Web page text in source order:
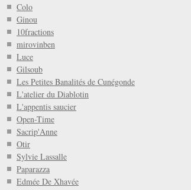
Colo
Ginou
10fractions
mirovinben
Luce
Gilsoub
Les Petites Banalités de Cunégonde
L'atelier du Diablotin
L'appentis saucier
Open-Time
Sacrip'Anne
Otir
Sylvie Lassalle
Paparazza
Edmée De Xhavée